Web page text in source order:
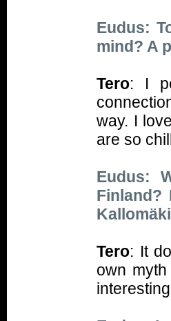
Eudus:
mind? A
Tero: I
way. I
are so
Eudus:
Tero: It
own